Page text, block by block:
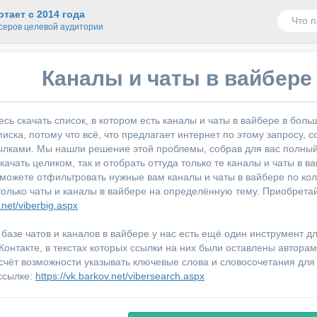
с 2014 года
целевой аудитории
Каналы и чаты в вайбере
скачать список, в котором есть каналы и чаты в вайбере в
потому что всё, что предлагает интернет по этому
Мы нашли решение этой проблемы, собрав для вас полный
целиком, так и отобрать оттуда только те каналы и чаты в
отфильтровать нужные вам каналы и чаты в вайбере по
чаты и каналы в вайбере на определённую тему.
viberbig.aspx
чатов и каналов в вайбере у нас есть ещё один инструмент
в текстах которых ссылки на них были оставлены
возможности указывать ключевые слова и словосочетания
https://vk.barkov.net/vibersearch.aspx